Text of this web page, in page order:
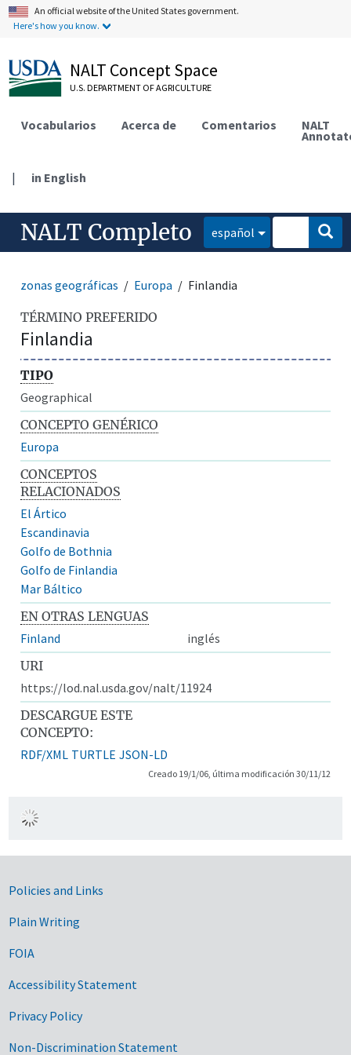
An official website of the United States government.
Here's how you know.
NALT Concept Space
U.S. DEPARTMENT OF AGRICULTURE
Vocabularios Acerca de Comentarios NALT
| in English
NALT Completo español
zonas geográficas Europa Finlandia
TÉRMINO PREFERIDO
Finlandia
TIPO
Geographical
CONCEPTO GENÉRICO
Europa
CONCEPTOS
RELACIONADOS
El Ártico
Escandinavia
Golfo de Bothnia
Golfo de Finlandia
Mar Báltico
EN OTRAS LENGUAS
Finland
inglés
URI
https://lod.nal.usda.gov/nalt/11924
DESCARGUE ESTE
CONCEPTO:
RDF/XML TURTLE JSON-LD
Creado 19/1/06, última modificación 30/11/12
Government Links
Policies and Links
Plain Writing
FOIA
Accessibility Statement
Privacy Policy
Non-Discrimination Statement